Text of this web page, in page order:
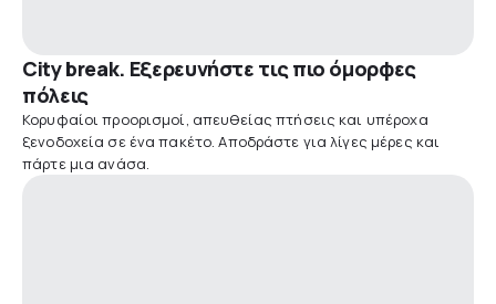
City break. Εξερευνήστε τις πιο όμορφες
πόλεις
Κορυφαίοι προορισμοί, απευθείας πτήσεις και υπέροχα
ξενοδοχεία σε ένα πακέτο. Αποδράστε για λίγες μέρες και
πάρτε μια ανάσα.